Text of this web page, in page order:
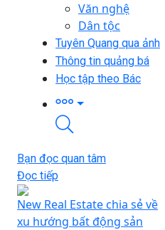
Văn nghệ
Dân tộc
Tuyên Quang qua ảnh
Thông tin quảng bá
Học tập theo Bác
Bạn đọc quan tâm
Đọc tiếp
New Real Estate chia sẻ về
xu hướng bất động sản